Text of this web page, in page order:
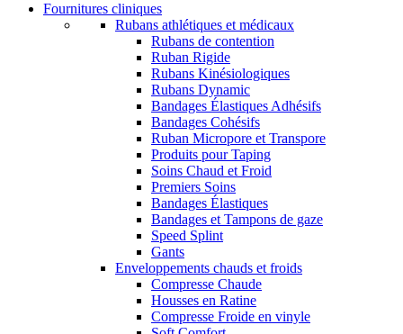
Fournitures cliniques
Rubans athlétiques et médicaux
Rubans de contention
Ruban Rigide
Rubans Kinésiologiques
Rubans Dynamic
Bandages Élastiques Adhésifs
Bandages Cohésifs
Ruban Micropore et Transpore
Produits pour Taping
Soins Chaud et Froid
Premiers Soins
Bandages Élastiques
Bandages et Tampons de gaze
Speed Splint
Gants
Enveloppements chauds et froids
Compresse Chaude
Housses en Ratine
Compresse Froide en vinyle